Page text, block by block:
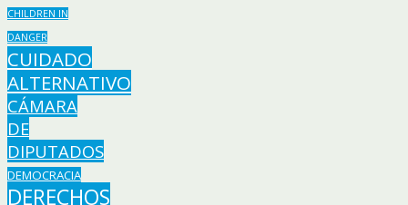
CHILDREN IN
DANGER
CUIDADO
ALTERNATIVO
CÁMARA
DE
DIPUTADOS
DEMOCRACIA
DERECHOS